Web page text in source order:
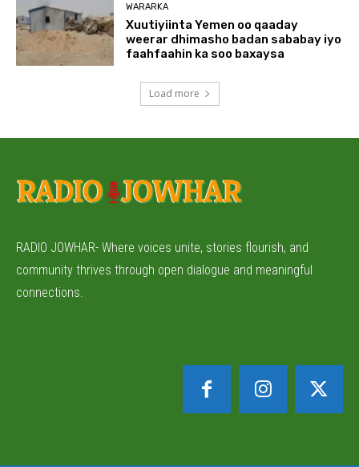
WARARKA
Xuutiyiinta Yemen oo qaaday
weerar dhimasho badan sababay iyo
faahfaahin ka soo baxaysa
Load more
RADIO JOWHAR- Where voices unite, stories flourish, and
community thrives through open dialogue and meaningful
connections.